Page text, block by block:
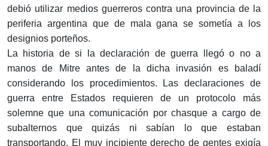
debió utilizar medios guerreros contra una provincia de la
periferia argentina que de mala gana se sometía a los
designios porteños.
La historia de si la declaración de guerra llegó o no a
manos de Mitre antes de la dicha invasión es baladí
considerando los procedimientos. Las declaraciones de
guerra entre Estados requieren de un protocolo más
solemne que una comunicación por chasque a cargo de
subalternos que quizás ni sabían lo que estaban
transportando. El muy incipiente derecho de gentes exigía